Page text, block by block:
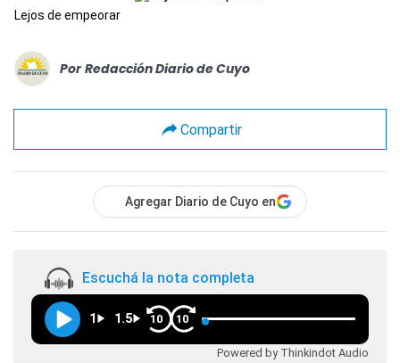
Lejos de empeorar
Por Redacción Diario de Cuyo
Compartir
Agregar Diario de Cuyo en
Escuchá la nota completa
1 1.5 10 10
Powered by Thinkindot Audio